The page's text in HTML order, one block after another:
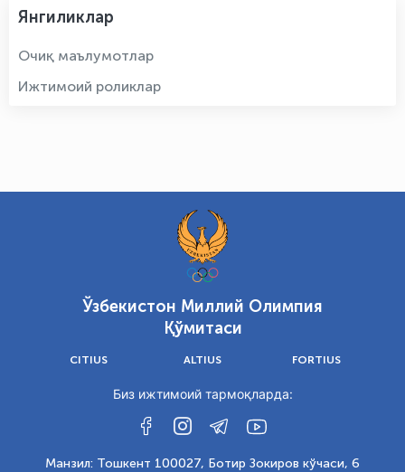
Янгиликлар
Очиқ маълумотлар
Ижтимоий роликлар
Ўзбекистон Миллий Олимпия
Қўмитаси
CITIUS ALTIUS FORTIUS
Биз ижтимоий тармоқларда:
Манзил: Тошкент 100027, Ботир Зокиров кўчаси, 6